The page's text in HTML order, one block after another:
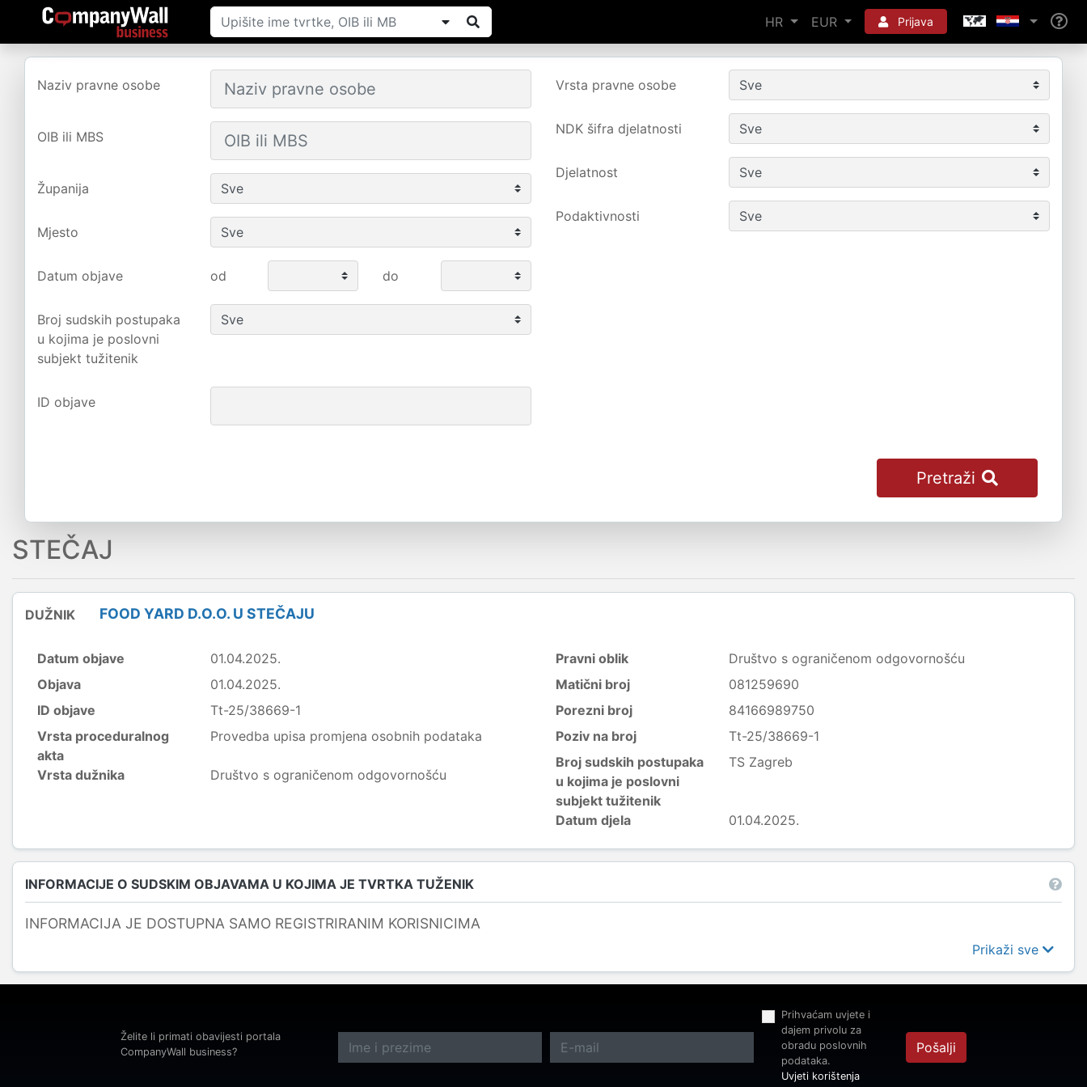
HR EUR Prijava
Naziv pravne osobe
OIB ili MBS
Županija
Mjesto
Vrsta pravne osobe
NDK šifra djelatnosti
Djelatnost
Podaktivnosti
Datum objave od do
Broj sudskih postupaka
u kojima je poslovni
subjekt tužitenik
ID objave
Pretraži
STEČAJ
DUŽNIK FOOD YARD D.O.O. U STEČAJU
Datum objave
01.04.2025.
Objava
01.04.2025.
ID objave
Tt-25/38669-1
Vrsta proceduralnog
akta
Provedba upisa promjena osobnih podataka
Vrsta dužnika Društvo s ograničenom odgovornošću
Pravni oblik
Društvo s ograničenom odgovornošću
Matični broj
081259690
Porezni broj
84166989750
Poziv na broj
Tt-25/38669-1
Broj sudskih postupaka
u kojima je poslovni
subjekt tužitenik
TS Zagreb
Datum djela 01.04.2025.
INFORMACIJE O SUDSKIM OBJAVAMA U KOJIMA JE TVRTKA TUŽENIK
INFORMACIJA JE DOSTUPNA SAMO REGISTRIRANIM KORISNICIMA
Prikaži sve
Želite li primati obavijesti portala
CompanyWall business?
Prihvaćam uvjete i
dajem privolu za
obradu poslovnih
podataka.
Uvjeti korištenja
Pošalji